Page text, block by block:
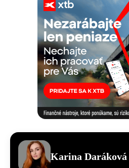
Karina Daráková